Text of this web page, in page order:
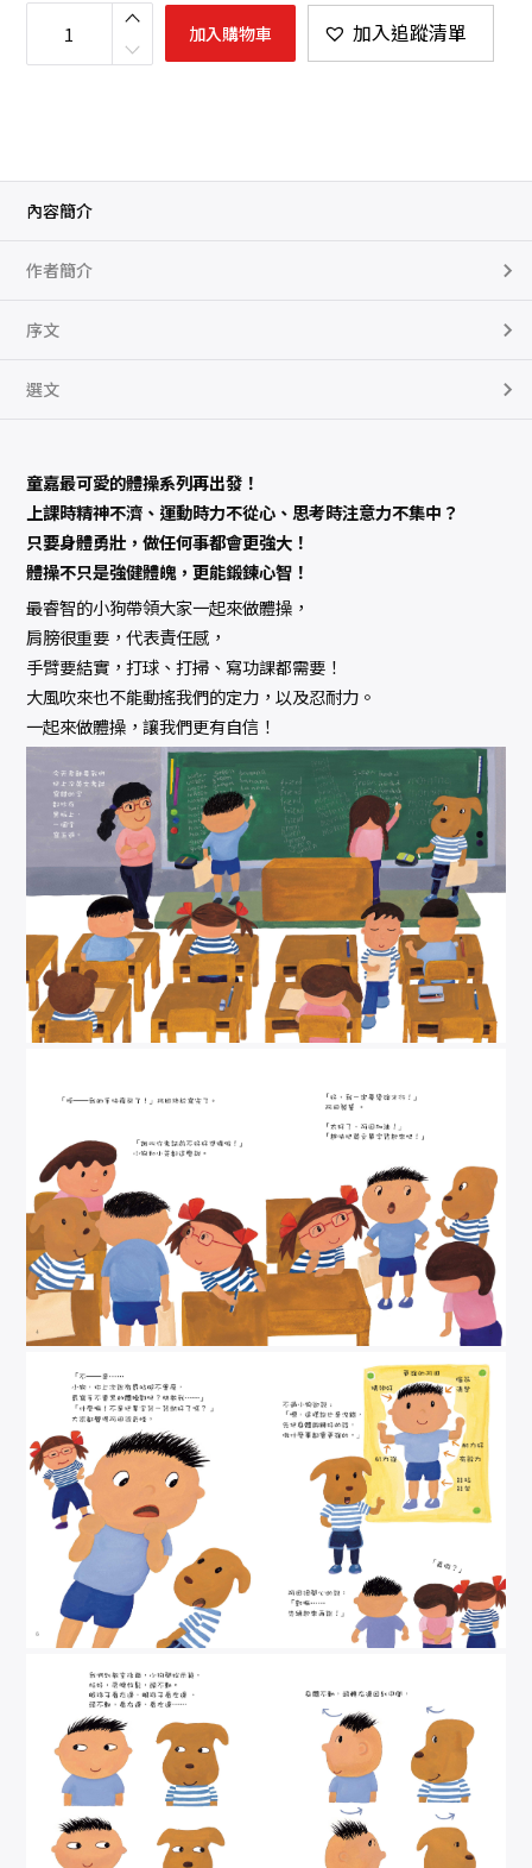
變
的
加入購物車 加入追蹤清單
內容簡介
作者簡介
序文
選文
童嘉最可愛的體操系列再出發！
上課時精神不濟、運動時力不從心、思考時注意力不集中？
只要身體勇壯，做任何事都會更強大！
體操不只是強健體魄，更能鍛鍊心智！
最睿智的小狗帶領大家一起來做體操，
肩膀很重要，代表責任感，
手臂要結實，打球、打掃、寫功課都需要！
大風吹來也不能動搖我們的定力，以及忍耐力。
一起來做體操，讓我們更有自信！